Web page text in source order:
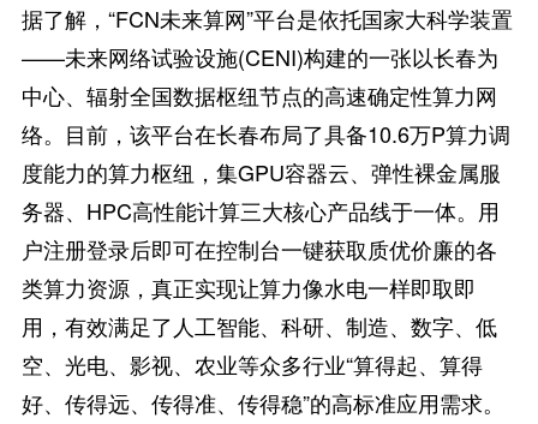
据了解，“FCN未来算网”平台是依托国家大科学装置
——未来网络试验设施(CENI)构建的一张以长春为
中心、辐射全国数据枢纽节点的高速确定性算力网
络。目前，该平台在长春布局了具备10.6万P算力调
度能力的算力枢纽，集GPU容器云、弹性裸金属服
务器、HPC高性能计算三大核心产品线于一体。用
户注册登录后即可在控制台一键获取质优价廉的各
类算力资源，真正实现让算力像水电一样即取即
用，有效满足了人工智能、科研、制造、数字、低
空、光电、影视、农业等众多行业“算得起、算得
好、传得远、传得准、传得稳”的高标准应用需求。